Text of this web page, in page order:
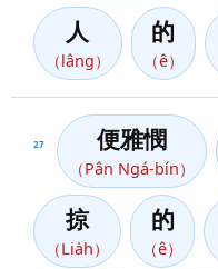
人
（lâng）
的
（ê）
27 便雅憫
（Pân Ngá-bín）
掠
（Lia̍h）
的
（ê）